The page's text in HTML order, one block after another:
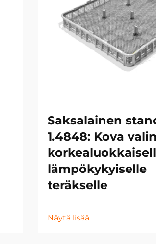
Saksalainen
1.4848: Kova
lämpökykyiselle
teräkselle
Näytä lisää